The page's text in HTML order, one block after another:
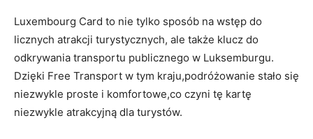
Luxembourg Card to nie tylko ​sposób na wstęp do
licznych ⁢atrakcji turystycznych, ale także klucz do
odkrywania transportu publicznego w Luksemburgu.‌
Dzięki Free⁤ Transport w⁣ tym ⁤kraju,podróżowanie stało się
niezwykle proste i komfortowe,co czyni ‌tę kartę
‌niezwykle atrakcyjną dla turystów.